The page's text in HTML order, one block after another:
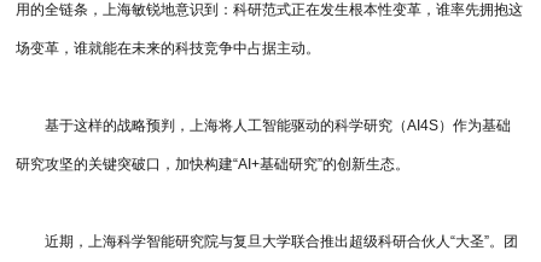
用的全链条，上海敏锐地意识到：科研范式正在发生根本性变革，谁率先拥抱这
场变革，谁就能在未来的科技竞争中占据主动。
基于这样的战略预判，上海将人工智能驱动的科学研究（AI4S）作为基础
研究攻坚的关键突破口，加快构建“AI+基础研究”的创新生态。
近期，上海科学智能研究院与复旦大学联合推出超级科研合伙人“大圣”。团